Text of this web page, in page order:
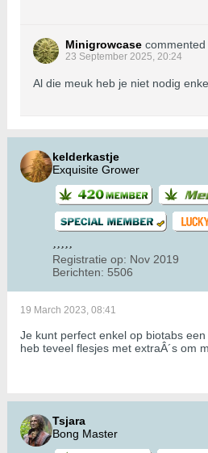
Minigrowcase commented
23 September 2025, 20:24
Al die meuk heb je niet nodig
kelderkastje
Exquisite Grower
Registratie op: Nov 2019
Berichten: 5506
19 March 2023, 08:41
Je kunt perfect enkel op biotabs
heb teveel flesjes met extraÂ´s om
Tsjara
Bong Master